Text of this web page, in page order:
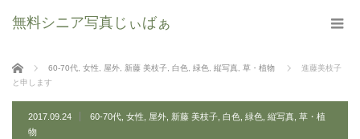
無料シニア写真じぃばぁ
ホーム 60-70代 女性 屋外 新藤 美枝子 白色 緑色 縦写真 草・植物
進藤美枝子
と申します
2017.09.24 60-70代 女性 屋外 新藤 美枝子 白色 緑色 縦写真 草・植
物